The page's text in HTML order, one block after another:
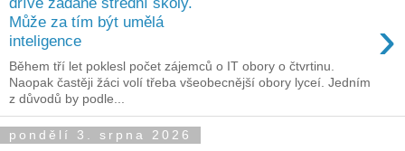
Může za tím být umělá
inteligence
›
Během tří let poklesl počet zájemců o IT obory o čtvrtinu.
Naopak častěji žáci volí třeba všeobecnější obory lyceí. Jedním
z důvodů by podle...
pondělí 3. srpna 2026